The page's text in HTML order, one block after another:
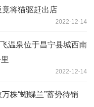
竟将猫驱赶出店
2022-12-14
温泉位于昌宁县城西南
2022-12-14
株“蝴蝶兰”蓄势待销